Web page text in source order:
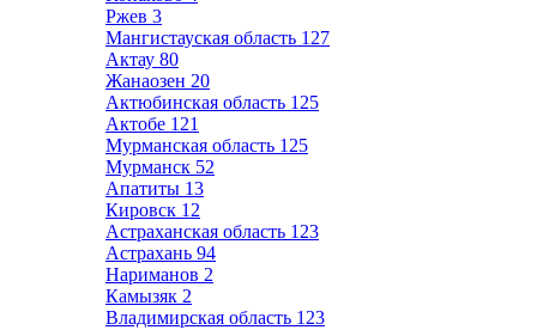
Ржев 3
Мангистауская область 127
Актау 80
Жанаозен 20
Актюбинская область 125
Актобе 121
Мурманская область 125
Мурманск 52
Апатиты 13
Кировск 12
Астраханская область 123
Астрахань 94
Нариманов 2
Камызяк 2
Владимирская область 123